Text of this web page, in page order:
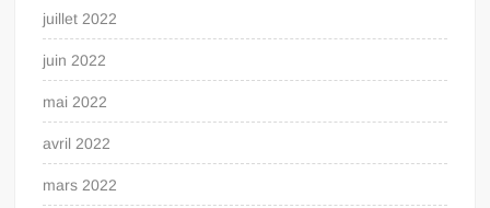
juillet 2022
juin 2022
mai 2022
avril 2022
mars 2022